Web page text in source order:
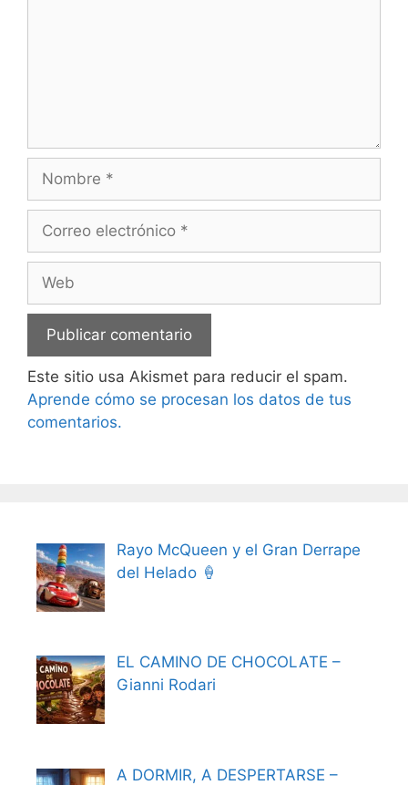
electrónico
Este sitio usa Akismet para reducir el spam.
Aprende cómo se procesan los datos de tus
comentarios.
Rayo McQueen y el Gran Derrape
del Helado 🍦
EL CAMINO DE CHOCOLATE –
Gianni Rodari
A DORMIR, A DESPERTARSE –